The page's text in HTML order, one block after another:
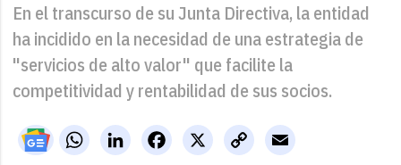
En el transcurso de su Junta Directiva, la entidad
ha incidido en la necesidad de una estrategia de
"servicios de alto valor" que facilite la
competitividad y rentabilidad de sus socios.
WhatsAppLinkedIn X
Facebook
Copy
Link
Email